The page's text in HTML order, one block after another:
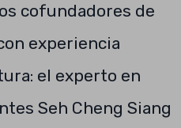
cofundadores de
experiencia
el experto en
Seh Cheng Siang